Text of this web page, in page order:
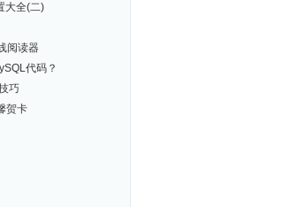
大全(二)
阅读器
代码？
巧
贺卡